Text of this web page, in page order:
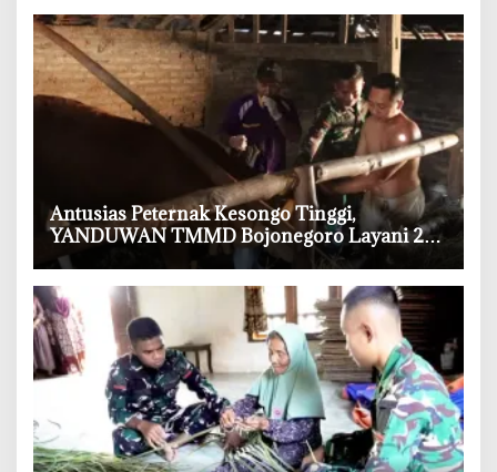
‎Antusias Peternak Kesongo Tinggi,
YANDUWAN TMMD Bojonegoro Layani 278
Ternak